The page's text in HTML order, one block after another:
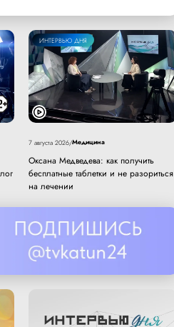
ИНТЕРВЬЮ ДНЯ
7 августа 2026/Медицина
Оксана Медведева: как получить
бесплатные таблетки и не разориться
на лечении